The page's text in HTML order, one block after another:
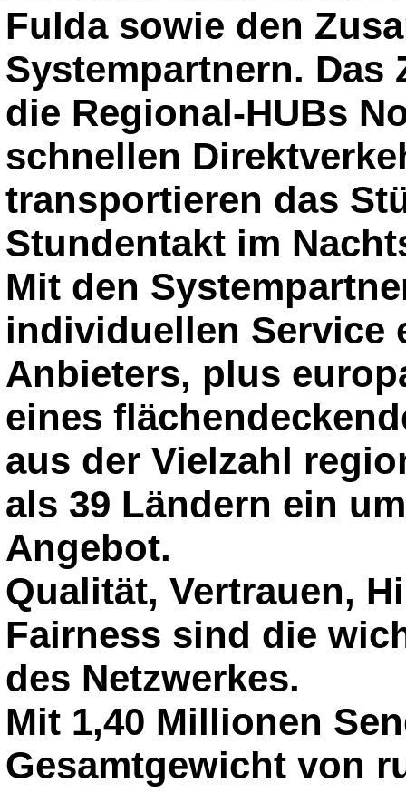
Fulda sowie den
Systempartnern. Das
die Regional-HUBs
schnellen
transportieren das
Stundentakt im
Mit den
individuellen Service
Anbieters, plus
eines
aus der Vielzahl
als 39 Ländern ein
Angebot.
Qualität, Vertrauen,
Fairness sind die
des Netzwerkes.
Mit 1,40 Millionen
Gesamtgewicht von